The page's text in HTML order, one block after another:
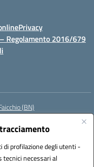
profilazione degli utenti -
tecnici necessari al
Privacy
Regolamento 2016/679
(BN)